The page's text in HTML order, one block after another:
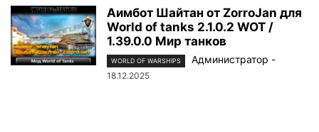
Аимбот Шайтан от ZorroJan для
World of tanks 2.1.0.2 WOT /
1.39.0.0 Мир танков
WORLD OF WARSHIPS Администратор -
18.12.2025